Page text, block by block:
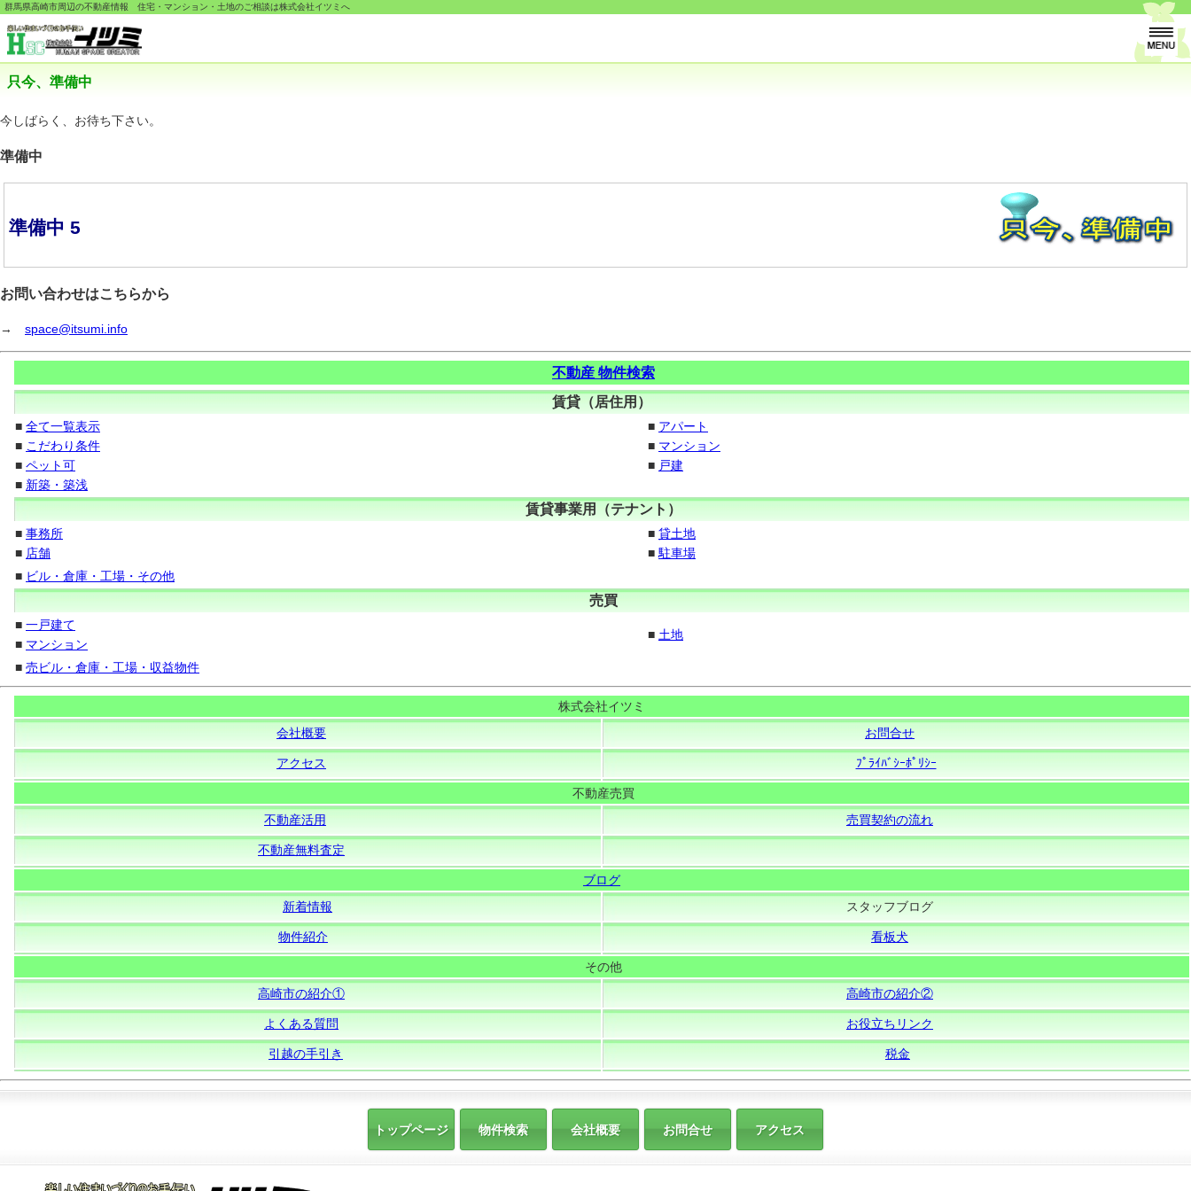
群馬県高崎市周辺の不動産情報 住宅・マンション・土地のご相談は株式会社イツミへ
只今、準備中
今しばらく、お待ち下さい。
準備中
準備中 5
お問い合わせはこちらから
→ space@itsumi.info
不動産 物件検索
賃貸（居住用）
■ 全て一覧表示
■ こだわり条件
■ ペット可
■ 新築・築浅
■ アパート
■ マンション
■ 戸建
賃貸事業用（テナント）
■ 事務所
■ 店舗
■ 貸土地
■駐車場
■ ビル・倉庫・工場・その他
売買
■ 一戸建て
■ マンション
■ 土地
■ 売ビル・倉庫・工場・収益物件
株式会社イツミ
会社概要
お問合せ
アクセス ﾌﾟﾗｲﾊﾞｼｰﾎﾟﾘｼｰ
不動産売買
不動産活用
売買契約の流れ
不動産無料査定
ブログ
新着情報
スタッフブログ
物件紹介 看板犬
その他
高崎市の紹介①
高崎市の紹介②
よくある質問 お役立ちリンク
引越の手引き 税金
トップページ 物件検索 会社概要 お問合せ アクセス